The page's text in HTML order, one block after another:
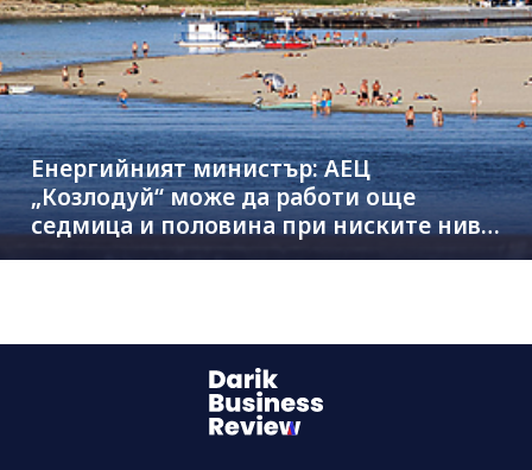
Енергийният министър: АЕЦ
„Козлодуй“ може да работи още
седмица и половина при ниските нива
на Дунав